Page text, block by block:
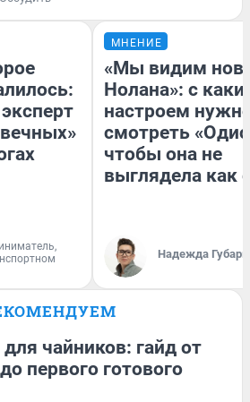
МНЕНИЕ
«Мы видим
Нолана»: с
настроем
смотреть
чтобы она не
выглядела как
Надежда Губарь
чайников: гайд от
первого готового